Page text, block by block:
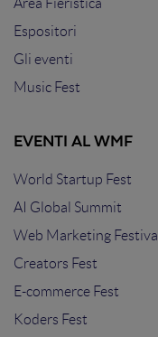
Area Fieristica
Espositori
Gli eventi
Music Fest
EVENTI AL WMF
World Startup Fest
AI Global Summit
Web Marketing Festival
Creators Fest
E-commerce Fest
Koders Fest